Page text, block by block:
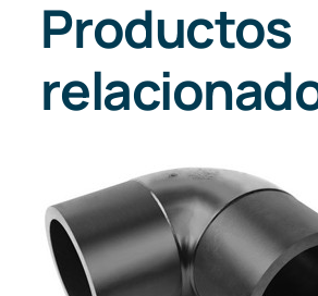
Productos
DETALLES